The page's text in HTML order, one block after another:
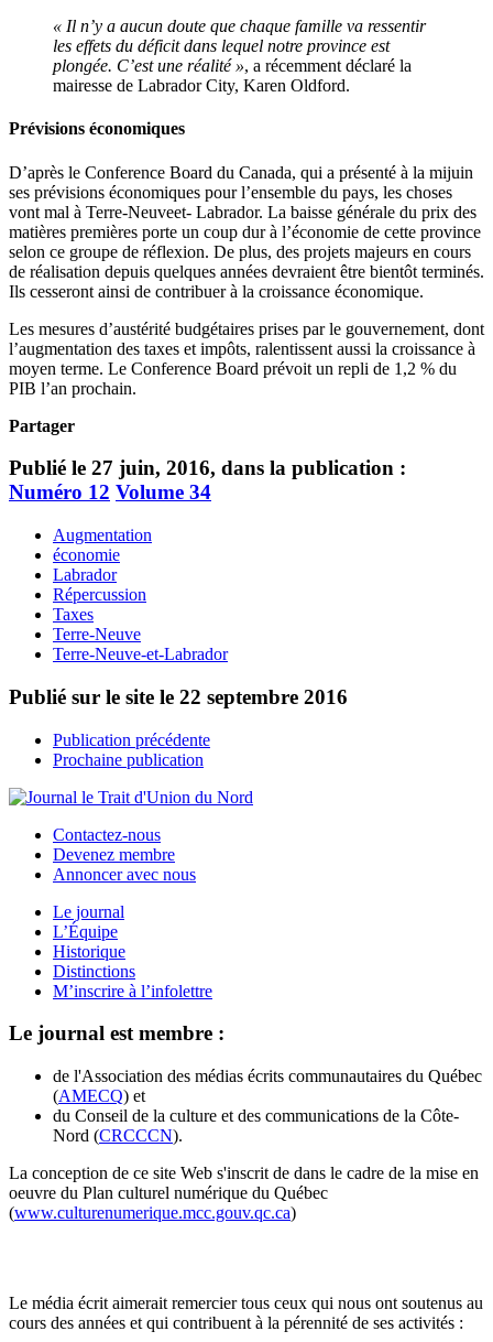
« Il n’y a aucun doute que chaque famille va ressentir
les effets du déficit dans lequel notre province est
plongée. C’est une réalité », a récemment déclaré la
mairesse de Labrador City, Karen Oldford.
Prévisions économiques
D’après le Conference Board du Canada, qui a présenté à la mijuin
ses prévisions économiques pour l’ensemble du pays, les choses
vont mal à Terre-Neuveet- Labrador. La baisse générale du prix des
matières premières porte un coup dur à l’économie de cette province
selon ce groupe de réflexion. De plus, des projets majeurs en cours
de réalisation depuis quelques années devraient être bientôt terminés.
Ils cesseront ainsi de contribuer à la croissance économique.
Les mesures d’austérité budgétaires prises par le gouvernement, dont
l’augmentation des taxes et impôts, ralentissent aussi la croissance à
moyen terme. Le Conference Board prévoit un repli de 1,2 % du
PIB l’an prochain.
Partager
Publié le 27 juin, 2016, dans la publication :
Numéro 12 Volume 34
Augmentation
économie
Labrador
Répercussion
Taxes
Terre-Neuve
Terre-Neuve-et-Labrador
Publié sur le site le 22 septembre 2016
Publication précédente
Prochaine publication
Contactez-nous
Devenez membre
Annoncer avec nous
Le journal
L’Équipe
Historique
Distinctions
M’inscrire à l’infolettre
Le journal est membre :
de l'Association des médias écrits communautaires du Québec
(AMECQ) et
du Conseil de la culture et des communications de la Côte-
Nord (CRCCCN).
La conception de ce site Web s'inscrit de dans le cadre de la mise en
oeuvre du Plan culturel numérique du Québec
(www.culturenumerique.mcc.gouv.qc.ca)
Le média écrit aimerait remercier tous ceux qui nous ont soutenus au
cours des années et qui contribuent à la pérennité de ses activités :